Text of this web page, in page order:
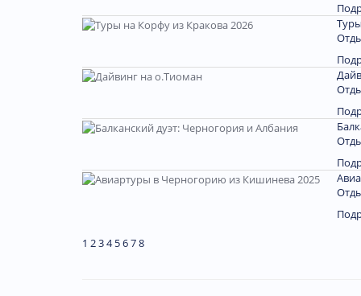
1 234 5678